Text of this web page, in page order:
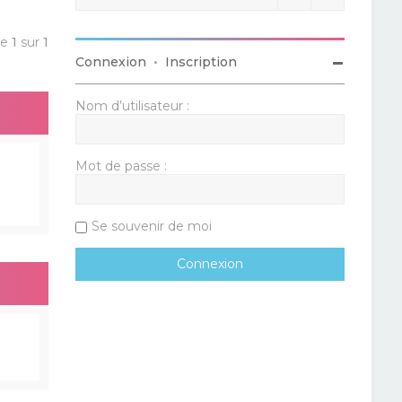
1 sur1
Connexion • Inscription
Nom d’utilisateur :
Mot de passe :
Se souvenir de moi